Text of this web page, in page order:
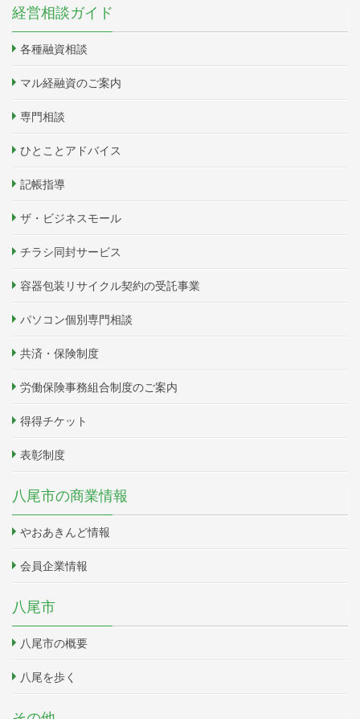
経営相談ガイド
各種融資相談
マル経融資のご案内
専門相談
ひとことアドバイス
記帳指導
ザ・ビジネスモール
チラシ同封サービス
容器包装リサイクル契約の受託事業
パソコン個別専門相談
共済・保険制度
労働保険事務組合制度のご案内
得得チケット
表彰制度
八尾市の商業情報
やおあきんど情報
会員企業情報
八尾市
八尾市の概要
八尾を歩く